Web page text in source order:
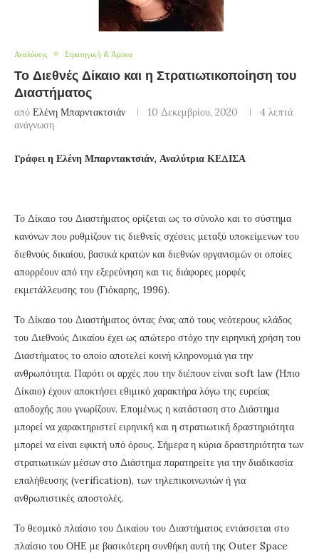
Αναλύσεις Στρατηγική & Άμυνα
Το Διεθνές Δίκαιο και η Στρατιωτικοποίηση του
Διαστήματος
από Ελένη Μπαρντακτσιάν 10 Δεκεμβρίου, 2020
4 λεπτά
ανάγνωση
Γράφει η Ελένη Μπαρντακτσιάν, Αναλύτρια ΚΕΔΙΣΑ
Το Δίκαιο του Διαστήματος ορίζεται ως το σύνολο και το σύστημα
κανόνων που ρυθμίζουν τις διεθνείς σχέσεις μεταξύ υποκείμενων του
διεθνούς δικαίου, βασικά κρατών και διεθνών οργανισμών οι οποίες
απορρέουν από την εξερεύνηση και τις διάφορες μορφές
εκμετάλλευσης του (Γιόκαρης, 1996).
Το Δίκαιο του Διαστήματος όντας ένας από τους νεότερους κλάδος
του Διεθνούς Δικαίου έχει ως απώτερο στόχο την ειρηνική χρήση του
Διαστήματος το οποίο αποτελεί κοινή κληρονομιά για την
ανθρωπότητα. Παρότι οι αρχές που την διέπουν είναι soft law (Ήπιο
Δίκαιο) έχουν αποκτήσει εθιμικό χαρακτήρα λόγω της ευρείας
αποδοχής που γνωρίζουν. Επομένως η κατάσταση στο Διάστημα
μπορεί να χαρακτηριστεί ειρηνική και η στρατιωτική δραστηριότητα
μπορεί να είναι εφικτή υπό όρους. Σήμερα η κύρια δραστηριότητα των
στρατιωτικών μέσων στο Διάστημα παρατηρείτε για την διαδικασία
επαλήθευσης (verification), των τηλεπικοινωνιών ή για
ανθρωπιστικές αποστολές.
Το θεσμικό πλαίσιο του Δικαίου του Διαστήματος εντάσσεται στο
πλαίσιο του ΟΗΕ με βασικότερη συνθήκη αυτή της Outer Space